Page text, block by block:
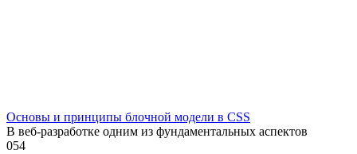
Основы и принципы блочной модели в CSS
В веб-разработке одним из фундаментальных аспектов
054